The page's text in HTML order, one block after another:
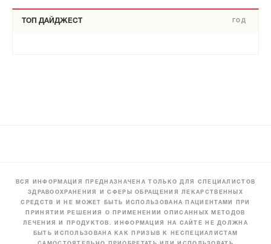
ТОП ДАЙДЖЕСТ ГОД
ВСЯ ИНФОРМАЦИЯ ПРЕДНАЗНАЧЕНА ТОЛЬКО ДЛЯ СПЕЦИАЛИСТОВ
ЗДРАВООХРАНЕНИЯ И СФЕРЫ ОБРАЩЕНИЯ ЛЕКАРСТВЕННЫХ
СРЕДСТВ И НЕ МОЖЕТ БЫТЬ ИСПОЛЬЗОВАНА ПАЦИЕНТАМИ ПРИ
ПРИНЯТИИ РЕШЕНИЯ О ПРИМЕНЕНИИ ОПИСАННЫХ МЕТОДОВ
ЛЕЧЕНИЯ И ПРОДУКТОВ. ИНФОРМАЦИЯ НА САЙТЕ НЕ ДОЛЖНА
БЫТЬ ИСПОЛЬЗОВАНА КАК ПРИЗЫВ К НЕСПЕЦИАЛИСТАМ